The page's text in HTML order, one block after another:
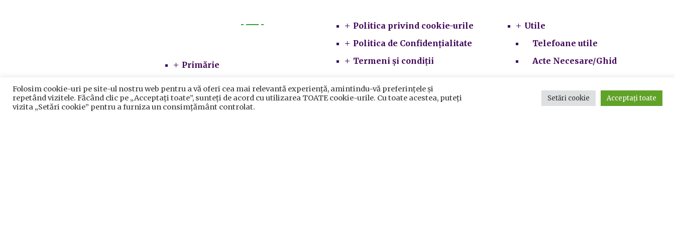
Primărie
Direcții și servicii
Politica privind cookie-urile
Politica de Confidențialitate
Termeni și condiții
Utile
Telefoane utile
Acte Necesare/Ghid
Folosim cookie-uri pe site-ul nostru web pentru a vă oferi cea mai relevantă experiență, amintindu-vă preferințele și
repetând vizitele. Făcând clic pe „Acceptați toate”, sunteți de acord cu utilizarea TOATE cookie-urile. Cu toate acestea, puteți
vizita „Setări cookie” pentru a furniza un consimțământ controlat.
Setări cookie Acceptați toate